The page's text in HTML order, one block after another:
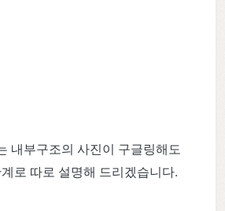
내부구조의 사진이 구글링해도
로 따로 설명해 드리겠습니다.